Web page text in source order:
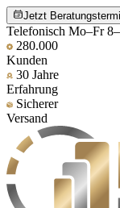
Jetzt
Telefonisch Mo–Fr
280.000
Kunden
30 Jahre
Erfahrung
Sicherer
Versand